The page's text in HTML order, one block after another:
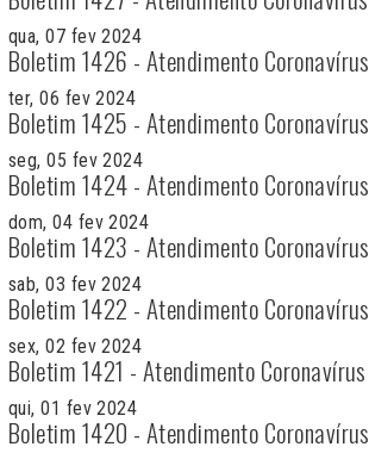
qua, 07 fev 2024
Boletim 1426 - Atendimento Coronavírus
ter, 06 fev 2024
Boletim 1425 - Atendimento Coronavírus
seg, 05 fev 2024
Boletim 1424 - Atendimento Coronavírus
dom, 04 fev 2024
Boletim 1423 - Atendimento Coronavírus
sab, 03 fev 2024
Boletim 1422 - Atendimento Coronavírus
sex, 02 fev 2024
Boletim 1421 - Atendimento Coronavírus
qui, 01 fev 2024
Boletim 1420 - Atendimento Coronavírus